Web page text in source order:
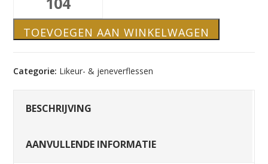
zakflacon
aantal
TOEVOEGEN AAN WINKELWAGEN
Categorie: Likeur- & jeneverflessen
BESCHRIJVING
AANVULLENDE INFORMATIE